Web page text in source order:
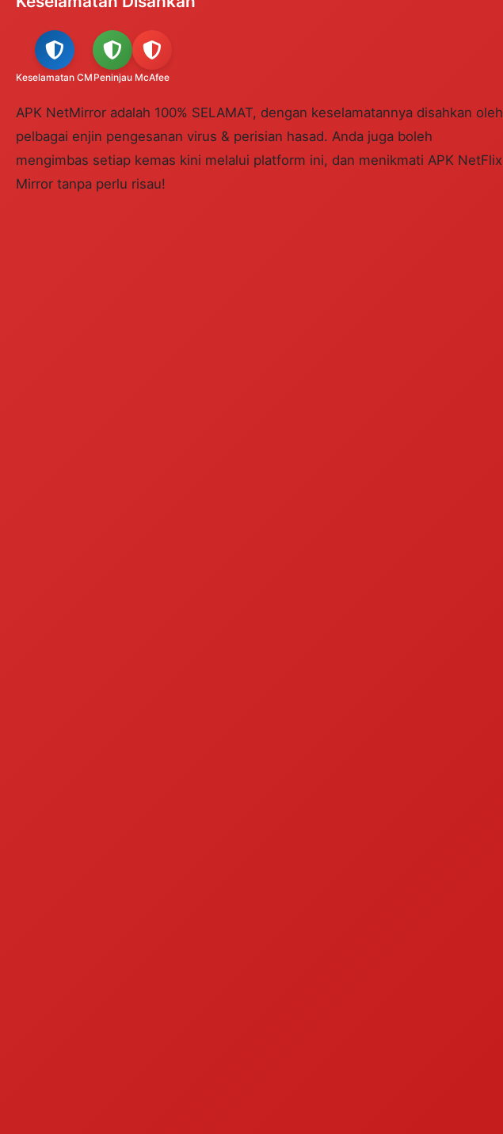
Keselamatan CM Peninjau McAfee
APK NetMirror adalah 100% SELAMAT, dengan keselamatannya disahkan oleh
pelbagai enjin pengesanan virus & perisian hasad. Anda juga boleh
mengimbas setiap kemas kini melalui platform ini, dan menikmati APK NetFlix
Mirror tanpa perlu risau!